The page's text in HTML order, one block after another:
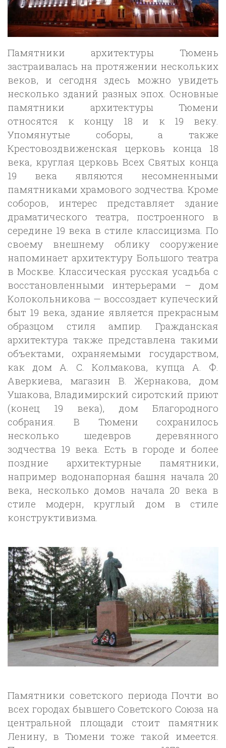
Памятники архитектуры Тюмень
застраивалась на протяжении нескольких
веков, и сегодня здесь можно увидеть
несколько зданий разных эпох. Основные
памятники архитектуры Тюмени
относятся к концу 18 и к 19 веку.
Упомянутые соборы, а также
Крестовоздвиженская церковь конца 18
века, круглая церковь Всех Святых конца
19 века являются несомненными
памятниками храмового зодчества. Кроме
соборов, интерес представляет здание
драматического театра, построенного в
середине 19 века в стиле классицизма. По
своему внешнему облику сооружение
напоминает архитектуру Большого театра
в Москве. Классическая русская усадьба с
восстановленными интерьерами – дом
Колокольникова — воссоздает купеческий
быт 19 века, здание является прекрасным
образцом стиля ампир. Гражданская
архитектура также представлена такими
объектами, охраняемыми государством,
как дом А. С. Колмакова, купца А. Ф.
Аверкиева, магазин В. Жернакова, дом
Ушакова, Владимирский сиротский приют
(конец 19 века), дом Благородного
собрания. В Тюмени сохранилось
несколько шедевров деревянного
зодчества 19 века. Есть в городе и более
поздние архитектурные памятники,
например водонапорная башня начала 20
века, несколько домов начала 20 века в
стиле модерн, круглый дом в стиле
конструктивизма.
Памятники советского периода Почти во
всех городах бывшего Советского Союза на
центральной площади стоит памятник
Ленину, в Тюмени тоже такой имеется.